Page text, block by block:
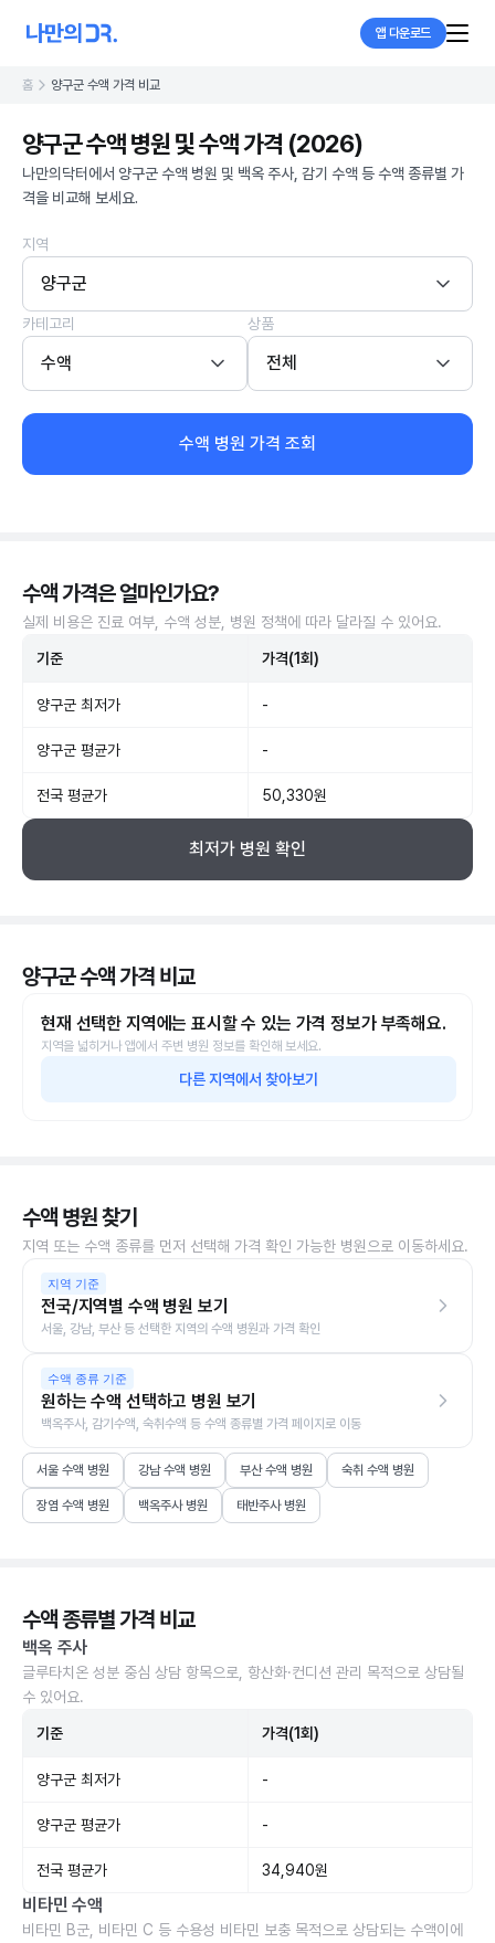
앱 다운로드
홈 양구군 수액 가격 비교
양구군 수액 병원 및 수액 가격 (2026)
나만의닥터에서 양구군 수액 병원 및 백옥 주사, 감기 수액 등 수액 종류별 가
격을 비교해 보세요.
지역
양구군
카테고리
수액
상품
전체
수액 병원 가격 조회
수액 가격은 얼마인가요?
실제 비용은 진료 여부, 수액 성분, 병원 정책에 따라 달라질 수 있어요.
기준 가격(1회)
양구군 최저가 -
양구군 평균가 -
전국 평균가 50,330원
최저가 병원 확인
양구군 수액 가격 비교
현재 선택한 지역에는 표시할 수 있는 가격 정보가 부족해요.
지역을 넓히거나 앱에서 주변 병원 정보를 확인해 보세요.
다른 지역에서 찾아보기
수액 병원 찾기
지역 또는 수액 종류를 먼저 선택해 가격 확인 가능한 병원으로 이동하세요.
지역 기준
전국/지역별 수액 병원 보기
서울, 강남, 부산 등 선택한 지역의 수액 병원과 가격 확인
수액 종류 기준
원하는 수액 선택하고 병원 보기
백옥주사, 감기수액, 숙취수액 등 수액 종류별 가격 페이지로 이동
서울 수액 병원 강남 수액 병원 부산 수액 병원 숙취 수액 병원
장염 수액 병원 백옥주사 병원 태반주사 병원
수액 종류별 가격 비교
백옥 주사
글루타치온 성분 중심 상담 항목으로, 항산화·컨디션 관리 목적으로 상담될
수 있어요.
기준 가격(1회)
양구군 최저가 -
양구군 평균가 -
전국 평균가 34,940원
비타민 수액
비타민 B군, 비타민 C 등 수용성 비타민 보충 목적으로 상담되는 수액이에